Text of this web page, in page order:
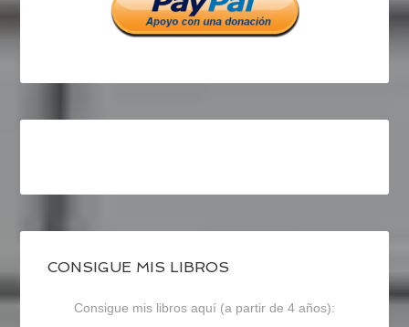
CONSIGUE MIS LIBROS
Consigue mis libros aquí (a partir de 4 años):